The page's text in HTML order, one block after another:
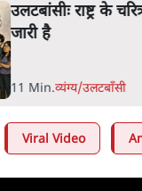
उलटबांसीः राष्ट्र के
जारी है
11 Min.व्यंग्य/उलटबाँसी
Viral Video